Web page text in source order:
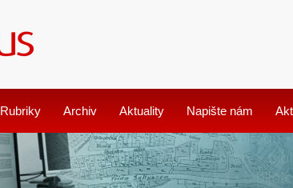
Rubriky Archiv Aktuality Napište nám